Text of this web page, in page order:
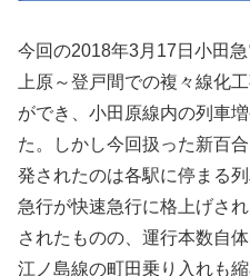
今回の2018年3月17日小田
上原～登戸間での複々線化
ができ、小田原線内の列車
た。しかし今回扱った新百
発されたのは各駅に停まる
急行が快速急行に格上げさ
されたものの、運行本数自
江ノ島線の町田乗り入れも